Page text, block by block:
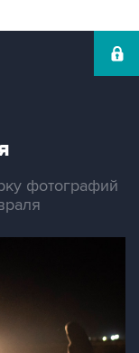
фотографий